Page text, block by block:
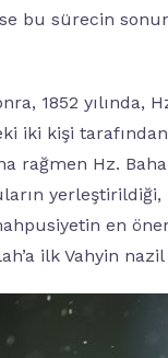
bu sürecin
1852 yılında,
iki kişi
rağmen Hz.
en
ilk Vahyin nazil